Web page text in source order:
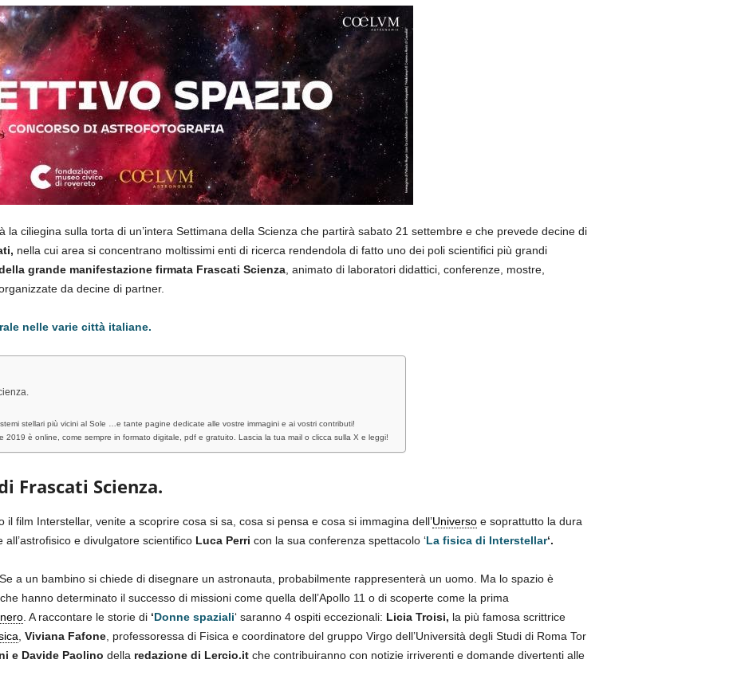
la ciliegina sulla torta di un’intera Settimana della Scienza che partirà sabato 21 settembre e che prevede decine di
nella cui area si concentrano moltissimi enti di ricerca rendendola di fatto uno dei poli scientifici più grandi
grande manifestazione firmata Frascati Scienza, animato di laboratori didattici, conferenze, mostre,
da decine di partner.
nelle varie città italiane.
stellari più vicini al Sole …e tante pagine dedicate alle vostre immagini e ai vostri contributi!
2019 è online, come sempre in formato digitale, pdf e gratuito. Lascia la tua mail o clicca sulla X e leggi!
Frascati Scienza.
film Interstellar, venite a scoprire cosa si sa, cosa si pensa e cosa si immagina dell’Universoe soprattutto la dura
e divulgatore scientifico Luca Perri con la sua conferenza spettacolo ‘La fisica di Interstellar‘.
Se a un bambino si chiede di disegnare un astronauta, probabilmente rappresenterà un uomo. Ma lo spazio è
hanno determinato il successo di missioni come quella dell’Apollo 11 o di scoperte come la prima
. A raccontare le storie di ‘Donne spaziali‘ saranno 4 ospiti eccezionali: Licia Troisi, la più famosa scrittrice
Viviana Fafone, professoressa di Fisica e coordinatore del gruppo Virgo dell’Università degli Studi di Roma Tor
e Davide Paolino della redazione di Lercio.itche contribuiranno con notizie irriverenti e domande divertenti alle